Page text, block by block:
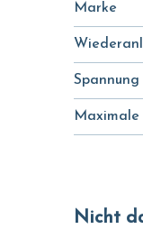
Marke
Spannung
Maximale
Nicht